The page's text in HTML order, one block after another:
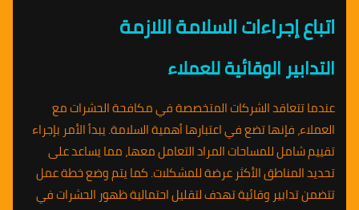
اتباع إجراءات السلامة اللازمة
التدابير الوقائية للعملاء
عندما تتعاقد الشركات المتخصصة في مكافحة الحشرات مع
العملاء، فإنها تضع في اعتبارها أهمية السلامة. يبدأ الأمر بإجراء
تقييم شامل للمساحات المراد التعامل معها، مما يساعد على
تحديد المناطق الأكثر عرضة للمشكلات. كما يتم وضع خطة عمل
تتضمن تدابير وقائية تهدف لتقليل احتمالية ظهور الحشرات في